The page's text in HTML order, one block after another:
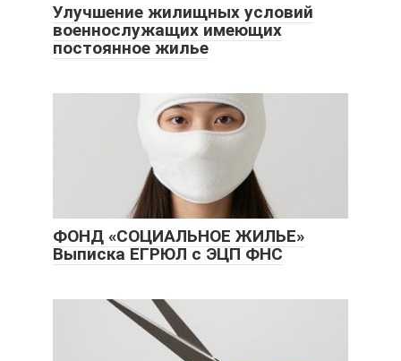
Улучшение жилищных условий
военнослужащих имеющих
постоянное жилье
ФОНД «СОЦИАЛЬНОЕ ЖИЛЬЕ»
Выписка ЕГРЮЛ с ЭЦП ФНС